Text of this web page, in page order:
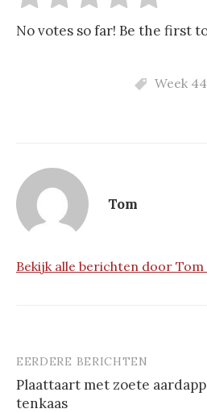
No votes so far! Be the first
Week
Tom
Bekijk alle berichten door
Berichtnavigatie
EERDERE BERICHTEN
Plaat­taart met zoe­te
ten­kaas